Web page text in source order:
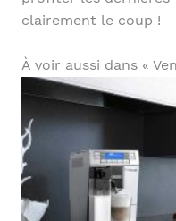
clairement le coup !
À voir aussi dans «